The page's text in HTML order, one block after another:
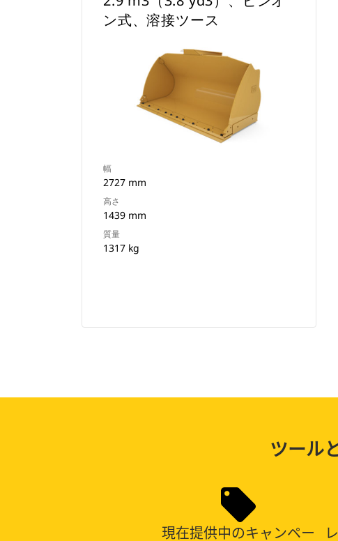
ン式、溶接ツース
幅
2727 mm
高さ
1439 mm
質量
1317 kg
ツール
現在提供中のキャンペー